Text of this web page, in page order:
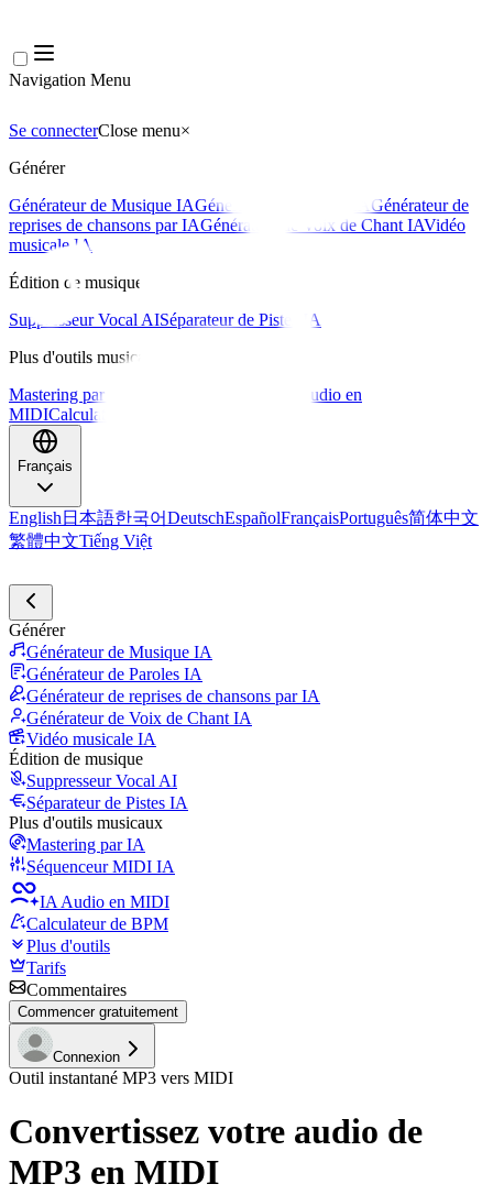
Navigation Menu
Se connecterClose menu×
Générer
Générateur de Musique IAGénérateur de Paroles IA Générateur de
reprises de chansons par IAGénérateur de Voix de Chant IAVidéo
musicale IA
Édition de musique
Suppresseur Vocal AISéparateur de Pistes IA
Plus d'outils musicaux
Mastering par IA
IA Audio en
MIDICalculateur de BPM
Français
English 日本語한국어DeutschEspañolFrançaisPortuguês简体中文
繁體中文Tiếng Việt
Générer
Générateur de Musique IA
Générateur de Paroles IA
Générateur de reprises de chansons par IA
Générateur de Voix de Chant IA
Vidéo musicale IA
Édition de musique
Suppresseur Vocal AI
Séparateur de Pistes IA
Plus d'outils musicaux
Mastering par IA
Séquenceur MIDI IA
IA Audio en MIDI
Calculateur de BPM
Plus d'outils
Tarifs
Commentaires
Commencer gratuitement
Connexion
Outil instantané MP3 vers MIDI
Convertissez votre audio de
MP3 en MIDI